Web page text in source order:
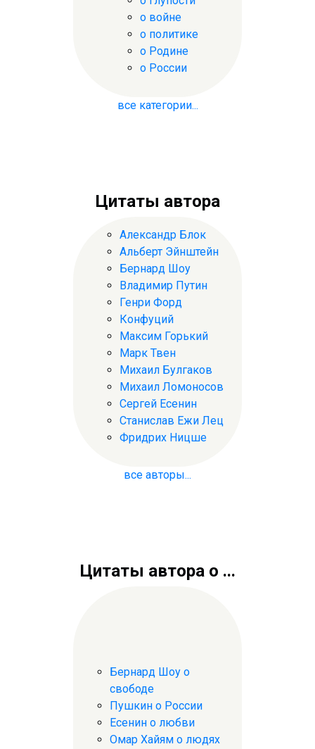
о войне
о политике
о Родине
о России
все категории...
Цитаты автора
Александр Блок
Альберт Эйнштейн
Бернард Шоу
Владимир Путин
Генри Форд
Конфуций
Максим Горький
Марк Твен
Михаил Булгаков
Михаил Ломоносов
Сергей Есенин
Станислав Ежи Лец
Фридрих Ницше
все авторы...
Цитаты автора о ...
Бернард Шоу о
свободе
Пушкин о России
Есенин о любви
Омар Хайям о людях